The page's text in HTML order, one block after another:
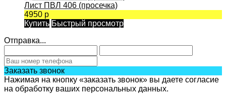
Лист ПВЛ 406 (просечка)
4950 р
Купить Быстрый просмотр
Отправка...
Заказать звонок
Нажимая на кнопку «заказать звонок» вы даете согласие
на обработку ваших персональных данных.